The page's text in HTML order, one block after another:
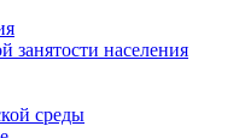
населения
среды